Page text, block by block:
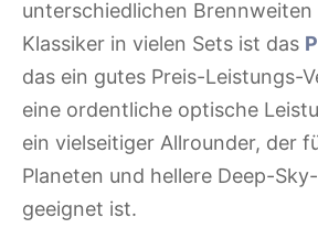
unterschiedlichen Brennweiten
Klassiker in vielen Sets ist das
das ein gutes Preis-Leistungs-
eine ordentliche optische
ein vielseitiger Allrounder, der
Planeten und hellere Deep-
geeignet ist.